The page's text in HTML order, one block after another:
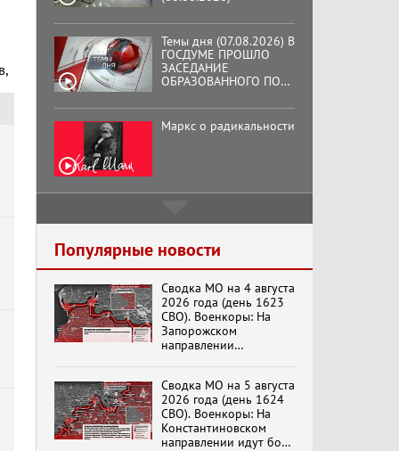
ОБЩЕСТВЕННОГО
КОМИТЕТА ЗА
ОСВОБОЖДЕНИЕ
ПРЕЗИДЕНТА
ВЕНЕСУЭЛЫ
НИКОЛАСА МАДУРО.
Маркс о радикальности
Подмосковный
требовалось доказать!»
Бренды Советской
эпохи "Гжель"
Специальный репортаж
«Изменимся или
вымрем»
Популярные новости
Сводка МО на 4 августа
2026 года (день 1623
СВО). Военкоры: На
Запорожском
направлении
Степногорска
Сводка МО на 5 августа
2026 года (день 1624
СВО). Военкоры: На
Константиновском
направлении идут бои